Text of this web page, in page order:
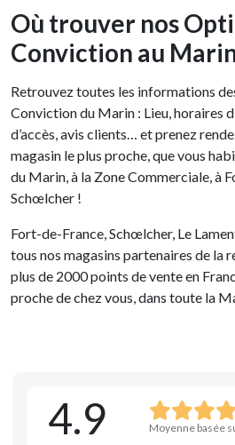
Où trouver nos
Conviction au
Retrouvez toutes les informations
Conviction du Marin : Lieu, horaires
d’accès, avis clients… et prenez
magasin le plus proche, que vous
du Marin, à la Zone Commerciale, à
Schœlcher !
Fort-de-France, Schœlcher, Le
tous nos magasins partenaires de la
plus de 2000 points de vente en
proche de chez vous, dans toute la
4.9 Moyenne basée